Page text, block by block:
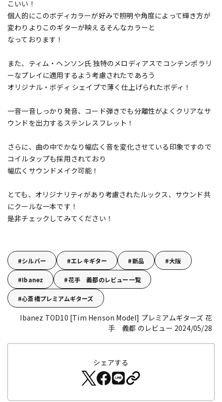
こいい！
個人的にこのボディカラーが好みで照明や角度によって輝き方が
変わりよりこのギターが映えるそんなカラーと
なっております！
また、ティム・ヘンソン氏 独特のメロディアスでコンテンポラリ
ーなプレイに適用するよう考慮されたであろう
オリジナル・ボディ シェイプで薄く仕上げられたボディ！
一音一音しっかり発音、コード弾きでも分離性がよくクリアなサ
ウンドを出力するステンレスフレット！
さらに、曲の中でかなり幅広く音を変化させている印象ですので
コイルタップも採用されており
幅広くサウンドメイク可能！
とても、オリジナリティがあり考慮されたルックス、サウンド共
にクールな一本です！
是非チェックしてみてください！
シルバー エレキギター 新品 大阪
Ibanez 花手 義都のレビュー一覧
心斎橋プレミアムギターズ
Ibanez TOD10 [Tim Henson Model] プレミアムギターズ 花
手 義都 のレビュー 2024/05/28
シェアする